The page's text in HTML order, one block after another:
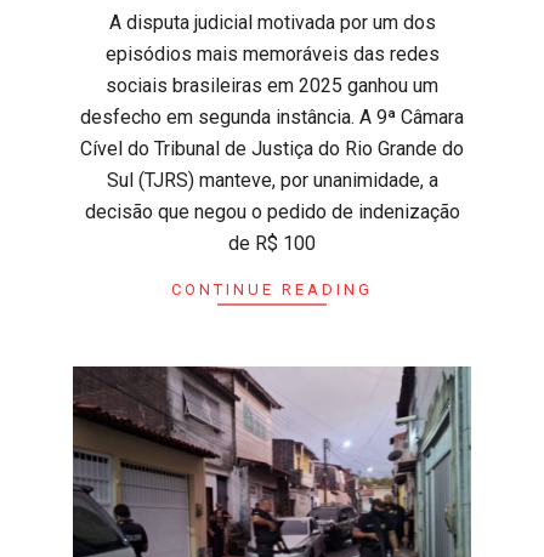
​A disputa judicial motivada por um dos
episódios mais memoráveis das redes
sociais brasileiras em 2025 ganhou um
desfecho em segunda instância. A 9ª Câmara
Cível do Tribunal de Justiça do Rio Grande do
Sul (TJRS) manteve, por unanimidade, a
decisão que negou o pedido de indenização
de R$ 100
CONTINUE READING